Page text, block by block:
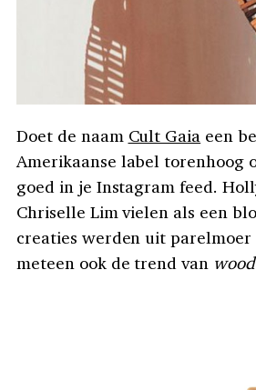
Doet de naam Cult Gaia een
Amerikaanse label torenhoog
goed in je Instagram feed.
Chriselle Lim vielen als een
creaties werden uit
meteen ook de trend van